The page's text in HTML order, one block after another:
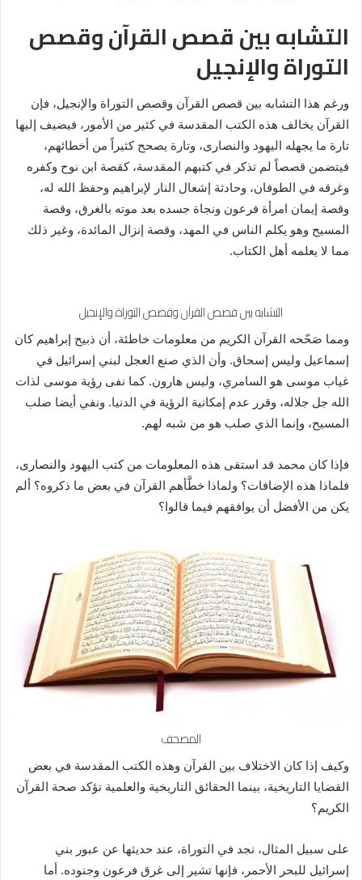
التشابه بين قصص القرآن وقصص
التوراة والإنجيل
ورغم هذا التشابه بين قصص القرآن وقصص التوراة والإنجيل، فإن
القرآن يخالف هذه الكتب المقدسة في كثير من الأمور، فيضيف إليها
تارة ما يجهله اليهود والنصارى، وتارة يصحح كثيراً من أخطائهم،
فيتضمن قصصاً لم تذكر في كتبهم المقدسة، كقصة ابن نوح وكفره
وغرقه في الطوفان، وحادثة إشعال النار لإبراهيم وحفظ الله له،
وقصة إيمان امرأة فرعون ونجاة جسده بعد موته بالغرق، وقصة
المسيح وهو يكلم الناس في المهد، وقصة إنزال المائدة، وغير ذلك
مما لا يعلمه أهل الكتاب.
التشابه بين قصص القرآن وقصص التوراة والإنجيل
ومما صَحّحه القرآن الكريم من معلومات خاطئة، أن ذبيح إبراهيم كان
إسماعيل وليس إسحاق. وأن الذي صنع العجل لبني إسرائيل في
غياب موسى هو السامري، وليس هارون. كما نفى رؤية موسى لذات
الله جل جلاله، وقرر عدم إمكانية الرؤية في الدنيا. ونفي أيضا صلب
المسيح، وإنما الذي صلب هو من شبه لهم.
فإذا كان محمد قد استقى هذه المعلومات من كتب اليهود والنصارى،
فلماذا هذه الإضافات؟ ولماذا خطَّأهم القرآن في بعض ما ذكروه؟ ألم
يكن من الأفضل أن يوافقهم فيما قالوا؟
المصحف
وكيف إذا كان الاختلاف بين القرآن وهذه الكتب المقدسة في بعض
القضايا التاريخية، بينما الحقائق التاريخية والعلمية تؤكد صحة القرآن
الكريم؟
على سبيل المثال، نجد في التوراة، عند حديثها عن عبور بني
إسرائيل للبحر الأحمر، فإنها تشير إلى غرق فرعون وجنوده. أما